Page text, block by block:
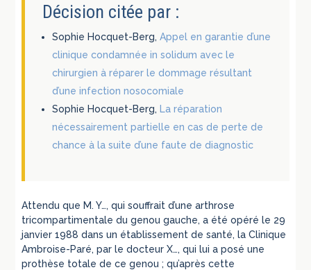
Décision citée par :
Sophie Hocquet-Berg,Appel en garantie d’une
clinique condamnée in solidum avec le
chirurgien à réparer le dommage résultant
d’une infection nosocomiale
Sophie Hocquet-Berg, La réparation
nécessairement partielle en cas de perte de
chance à la suite d’une faute de diagnostic
Attendu que M. Y…, qui souffrait d’une arthrose
tricompartimentale du genou gauche, a été opéré le 29
janvier 1988 dans un établissement de santé, la Clinique
Ambroise-Paré, par le docteur X…, qui lui a posé une
prothèse totale de ce genou ; qu’après cette